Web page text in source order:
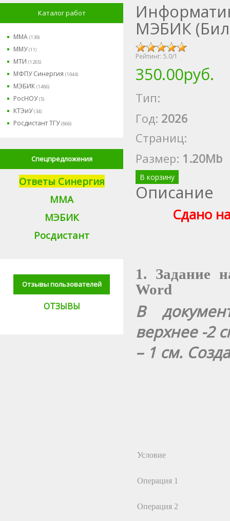
Каталог работ
ММА (139)
ММУ(11)
МТИ (1265)
МФПУ Синергия (1944)
МЭБИК (1486)
РосНОУ(5)
КТЭиУ(34)
Росдистант ТГУ(866)
Спецпредложения
Ответы Синергия
ММА
МЭБИК
Росдистант
Отзывы пользователей
ОТЗЫВЫ
МЭБИК
Рейтинг: 5.0/1
350.00руб.
Тип:
Год: 2026
Страниц:
Размер: 1.20Mb
В корзину
Описание
Сдано
1. Задание
Word
В
верхнее -2
– 1 см.
Условие
Операция 1
Операция 2